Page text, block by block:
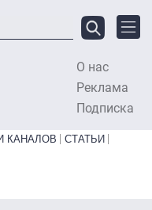
О нас
Реклама
Подписка
КАНАЛОВ
СТАТЬИ